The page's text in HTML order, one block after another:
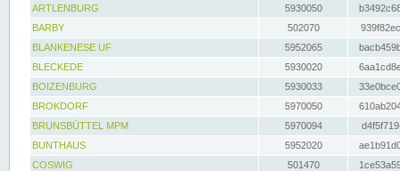
ARTLENBURG
5930050
BARBY
502070
BLANKENESE UF
5952065
BLECKEDE
5930020
BOIZENBURG
5930033
BROKDORF
5970050
BRUNSBÜTTEL MPM
5970094
BUNTHAUS
5952020
COSWIG
501470